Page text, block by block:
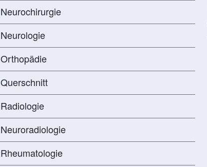
Neurochirurgie
Neurologie
Orthopädie
Querschnitt
Radiologie
Neuroradiologie
Rheumatologie